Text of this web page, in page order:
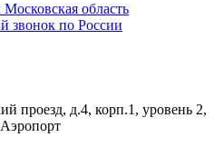
область
звонок по России
проезд, д.4, корп.1, уровень 2,